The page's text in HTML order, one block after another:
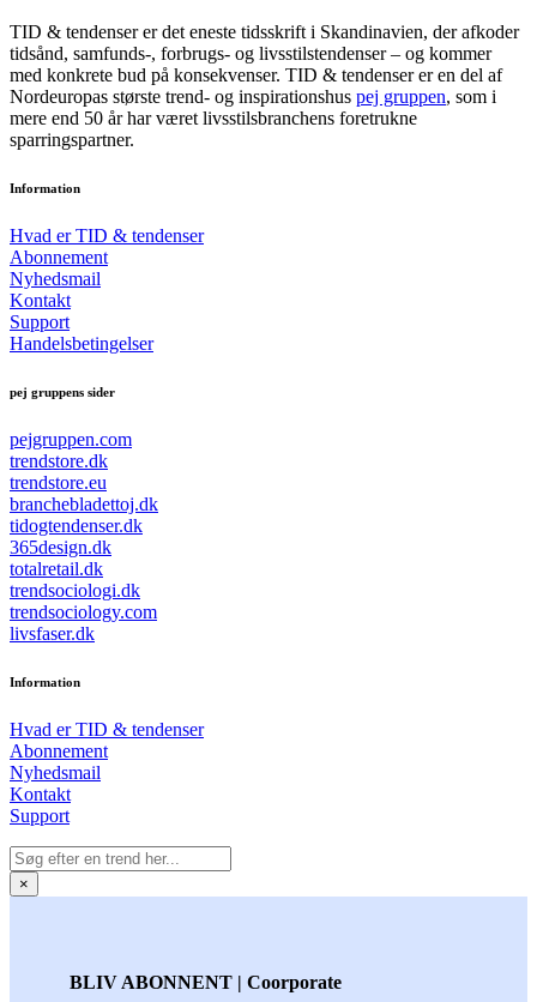
TID & tendenser er det eneste tidsskrift i Skandinavien, der afkoder
tidsånd, samfunds-, forbrugs- og livsstilstendenser – og kommer
med konkrete bud på konsekvenser. TID & tendenser er en del af
Nordeuropas største trend- og inspirationshus pej gruppen, som i
mere end 50 år har været livsstilsbranchens foretrukne
sparringspartner.
Information
Hvad er TID & tendenser
Abonnement
Nyhedsmail
Kontakt
Support
Handelsbetingelser
pej gruppens sider
pejgruppen.com
trendstore.dk
trendstore.eu
branchebladettoj.dk
tidogtendenser.dk
365design.dk
totalretail.dk
trendsociologi.dk
trendsociology.com
livsfaser.dk
Information
Hvad er TID & tendenser
Abonnement
Nyhedsmail
Kontakt
Support
×
BLIV ABONNENT | Coorporate